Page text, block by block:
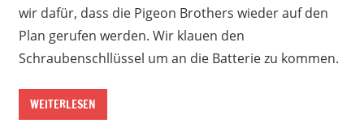
wir dafür, dass die Pigeon Brothers wieder auf den
Plan gerufen werden. Wir klauen den
Schraubenschllüssel um an die Batterie zu kommen.
WEITERLESEN